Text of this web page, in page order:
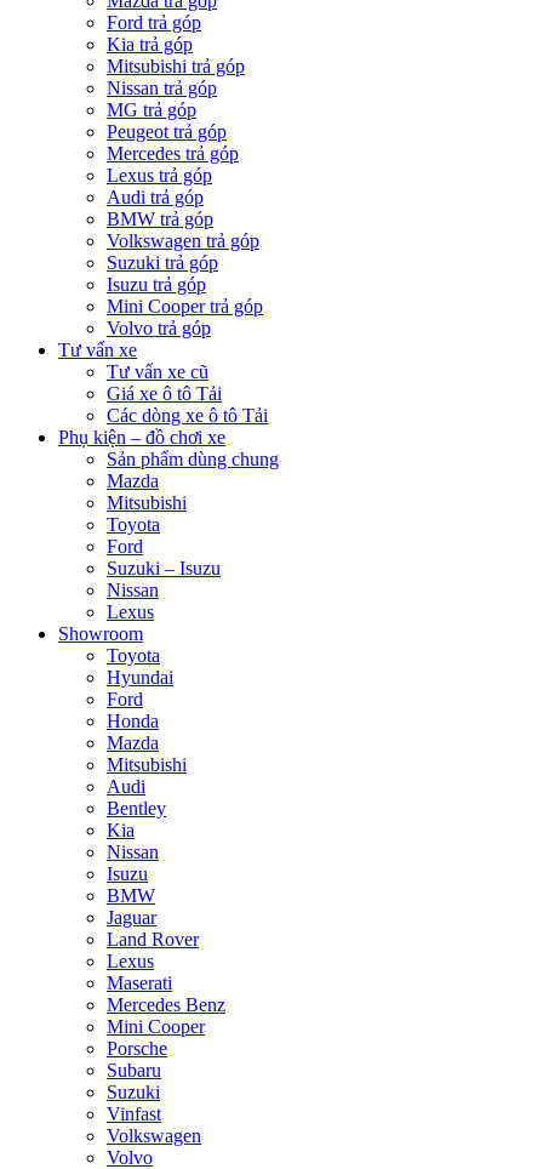
Ford trả góp
Kia trả góp
Mitsubishi trả góp
Nissan trả góp
MG trả góp
Peugeot trả góp
Mercedes trả góp
Lexus trả góp
Audi trả góp
BMW trả góp
Volkswagen trả góp
Suzuki trả góp
Isuzu trả góp
Mini Cooper trả góp
Volvo trả góp
Tư vấn xe
Tư vấn xe cũ
Giá xe ô tô Tải
Các dòng xe ô tô Tải
Phụ kiện – đồ chơi xe
Sản phẩm dùng chung
Mazda
Mitsubishi
Toyota
Ford
Suzuki – Isuzu
Nissan
Lexus
Showroom
Toyota
Hyundai
Ford
Honda
Mazda
Mitsubishi
Audi
Bentley
Kia
Nissan
Isuzu
BMW
Jaguar
Land Rover
Lexus
Maserati
Mercedes Benz
Mini Cooper
Porsche
Subaru
Suzuki
Vinfast
Volkswagen
Volvo